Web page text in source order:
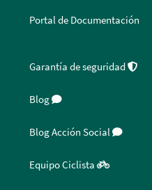
Portal de Documentación
Garantía de seguridad
Blog
Blog Acción Social
Equipo Ciclista